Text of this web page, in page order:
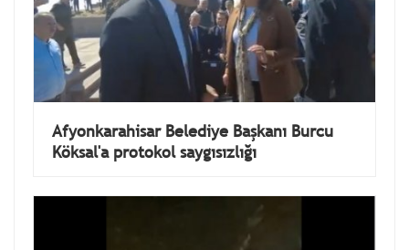
Afyonkarahisar Belediye Başkanı Burcu
Köksal'a protokol saygısızlığı